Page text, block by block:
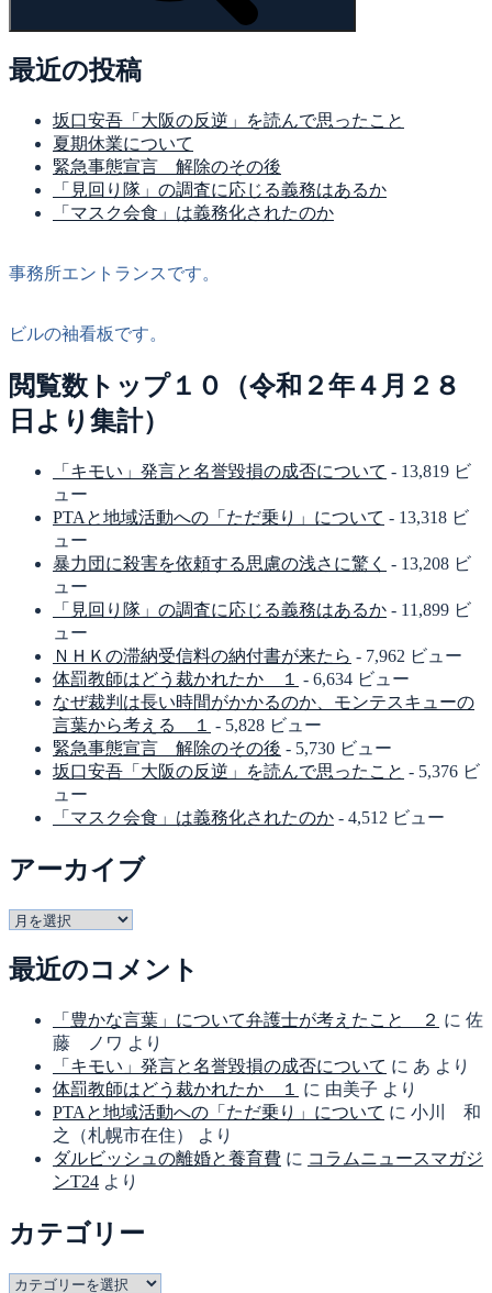
最近の投稿
坂口安吾「大阪の反逆」を読んで思ったこと
夏期休業について
緊急事態宣言 解除のその後
「見回り隊」の調査に応じる義務はあるか
「マスク会食」は義務化されたのか
事務所エントランスです。
ビルの袖看板です。
閲覧数トップ１０（令和２年４月２８
日より集計）
「キモい」発言と名誉毀損の成否について - 13,819 ビ
ュー
PTAと地域活動への「ただ乗り」について - 13,318 ビ
ュー
暴力団に殺害を依頼する思慮の浅さに驚く - 13,208 ビ
ュー
「見回り隊」の調査に応じる義務はあるか - 11,899 ビ
ュー
ＮＨＫの滞納受信料の納付書が来たら - 7,962 ビュー
体罰教師はどう裁かれたか １
- 6,634 ビュー
なぜ裁判は長い時間がかかるのか、モンテスキューの
言葉から考える １
- 5,828 ビュー
緊急事態宣言 解除のその後 - 5,730 ビュー
坂口安吾「大阪の反逆」を読んで思ったこと - 5,376 ビ
ュー
「マスク会食」は義務化されたのか - 4,512 ビュー
アーカイブ
ア
カ
イ
最近のコメント
「豊かな言葉」について弁護士が考えたこと ２ に 佐
藤 ノワ より
「キモい」発言と名誉毀損の成否について に あ より
体罰教師はどう裁かれたか １
に 由美子 より
PTAと地域活動への「ただ乗り」について に 小川 和
之（札幌市在住）
より
ダルビッシュの離婚と養育費 に コラムニュースマガジ
ンT24 より
カテゴリー
カ